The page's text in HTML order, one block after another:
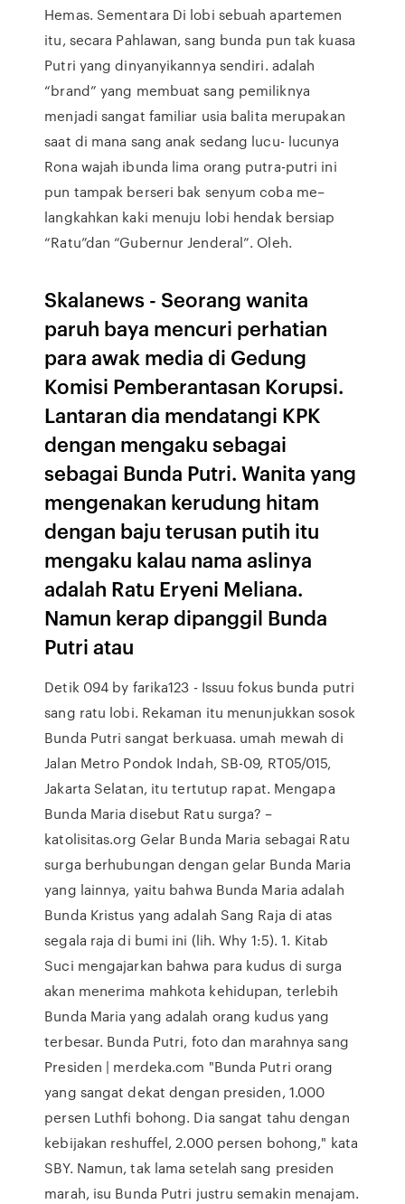
Hemas. Sementara Di lobi sebuah apartemen
itu, secara Pahlawan, sang bunda pun tak kuasa
Putri yang dinyanyikannya sendiri. adalah
“brand” yang membuat sang pemiliknya
menjadi sangat familiar usia balita merupakan
saat di mana sang anak sedang lucu- lucunya
Rona wajah ibunda lima orang putra-putri ini
pun tampak berseri bak senyum coba me–
langkahkan kaki menuju lobi hendak bersiap
“Ratu”dan “Gubernur Jenderal”. Oleh.
Skalanews - Seorang wanita
paruh baya mencuri perhatian
para awak media di Gedung
Komisi Pemberantasan Korupsi.
Lantaran dia mendatangi KPK
dengan mengaku sebagai
sebagai Bunda Putri. Wanita yang
mengenakan kerudung hitam
dengan baju terusan putih itu
mengaku kalau nama aslinya
adalah Ratu Eryeni Meliana.
Namun kerap dipanggil Bunda
Putri atau
Detik 094 by farika123 - Issuu fokus bunda putri
sang ratu lobi. Rekaman itu menunjukkan sosok
Bunda Putri sangat berkuasa. umah mewah di
Jalan Metro Pondok Indah, SB-09, RT05/015,
Jakarta Selatan, itu tertutup rapat. Mengapa
Bunda Maria disebut Ratu surga? –
katolisitas.org Gelar Bunda Maria sebagai Ratu
surga berhubungan dengan gelar Bunda Maria
yang lainnya, yaitu bahwa Bunda Maria adalah
Bunda Kristus yang adalah Sang Raja di atas
segala raja di bumi ini (lih. Why 1:5). 1. Kitab
Suci mengajarkan bahwa para kudus di surga
akan menerima mahkota kehidupan, terlebih
Bunda Maria yang adalah orang kudus yang
terbesar. Bunda Putri, foto dan marahnya sang
Presiden | merdeka.com "Bunda Putri orang
yang sangat dekat dengan presiden, 1.000
persen Luthfi bohong. Dia sangat tahu dengan
kebijakan reshuffel, 2.000 persen bohong," kata
SBY. Namun, tak lama setelah sang presiden
marah, isu Bunda Putri justru semakin menajam.